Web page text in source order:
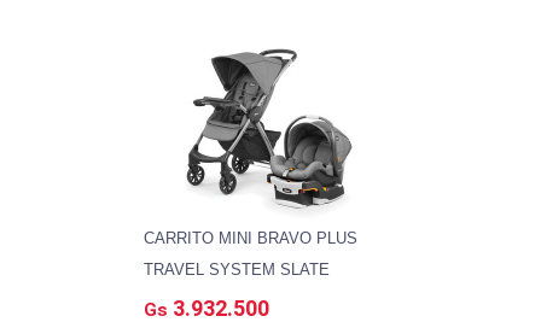
CARRITO MINI BRAVO PLUS
TRAVEL SYSTEM SLATE
Gs 3.932.500